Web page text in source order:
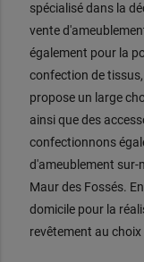
spécialisé dans la
vente
également pour la
confection de
propose un large
ainsi que des
confectionnons
d'ameublement sur-
Maur des Fossés.
domicile pour la
revêtement au